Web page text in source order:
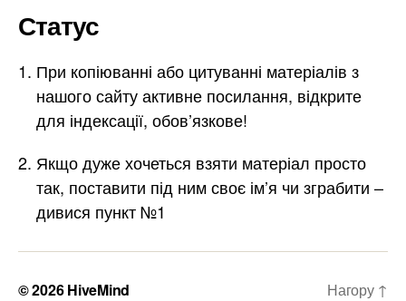
Статус
При копіюванні або цитуванні матеріалів з
нашого сайту активне посилання, відкрите
для індексації, обов’язкове!
Якщо дуже хочеться взяти матеріал просто
так, поставити під ним своє ім’я чи зграбити –
дивися пункт №1
© 2026HiveMind Нагору ↑